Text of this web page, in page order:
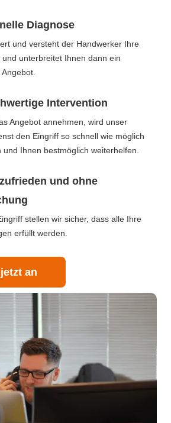
Diagnose
und versteht der Handwerker Ihre
und unterbreitet Ihnen dann ein
Intervention
Angebot annehmen, wird unser
den Eingriff so schnell wie möglich
und Ihnen bestmöglich weiterhelfen.
und ohne
stellen wir sicher, dass alle Ihre
erfüllt werden.
an